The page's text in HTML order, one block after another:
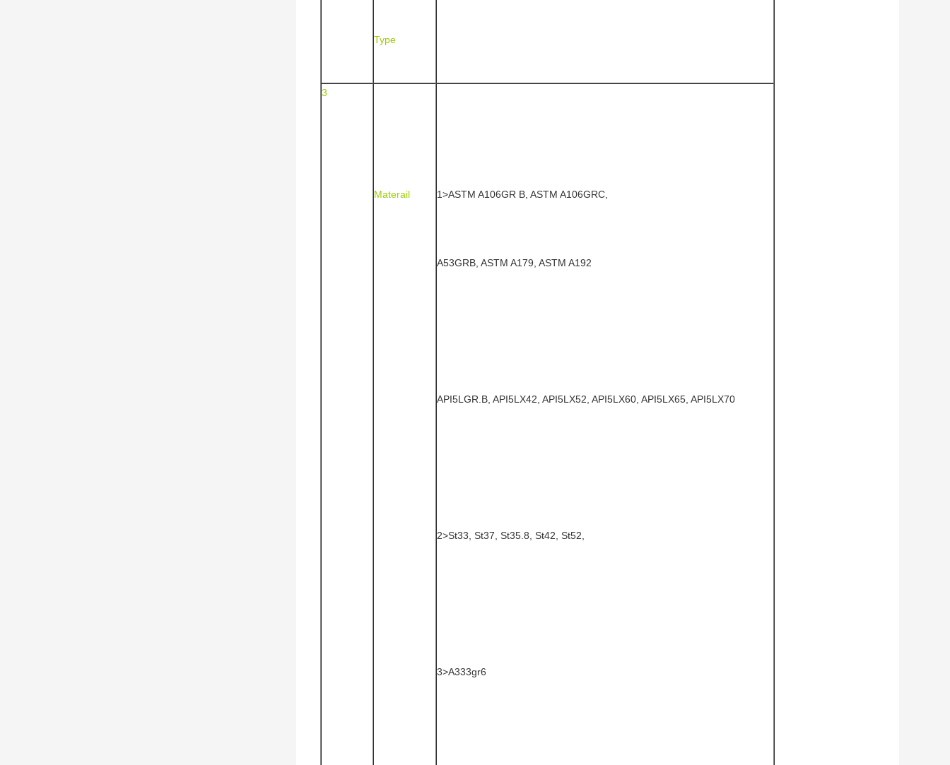
Type
3
Materail 1>ASTM A106GR B, ASTM A106GRC,
A53GRB, ASTM A179, ASTM A192
API5LGR.B, API5LX42, API5LX52, API5LX60, API5LX65, API5LX70
2>St33, St37, St35.8, St42, St52,
3>A333gr6